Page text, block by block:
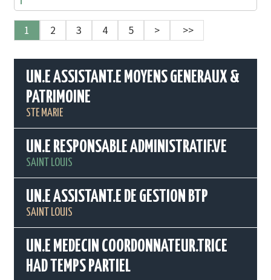
1 2 3 4 5 > >>
UN.E ASSISTANT.E MOYENS GENERAUX &
PATRIMOINE
STE MARIE
UN.E RESPONSABLE ADMINISTRATIF.VE
SAINT LOUIS
UN.E ASSISTANT.E DE GESTION BTP
SAINT LOUIS
UN.E MEDECIN COORDONNATEUR.TRICE
HAD TEMPS PARTIEL